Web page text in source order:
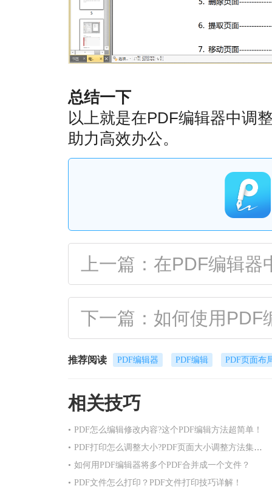
总结一下
以上就是在PDF编辑器中调
助力高效办公。
上一篇：在PDF编辑
下一篇：如何使用PDF
推荐阅读 PDF编辑器 PDF编辑 PDF页面布
相关技巧
• PDF怎么编辑修改内容?这个PDF编辑方法超简单！
• PDF打印怎么调整大小?PDF页面大小调整方法集合！
• 如何用PDF编辑器将多个PDF合并成一个文件？
• PDF文件怎么打印？PDF文件打印技巧详解！